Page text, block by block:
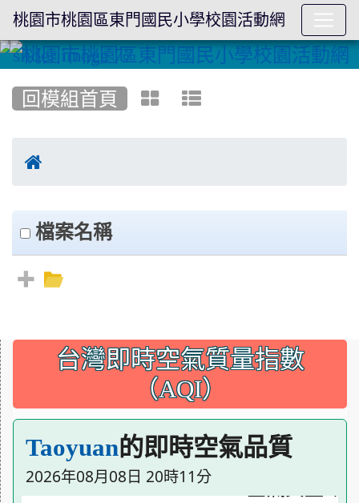
回模組首頁
clickAll
檔案名稱
:::
台灣即時空氣質量指數
（AQI）
Taoyuan的即時空氣品質
2026年08月08日 20時11分
桃園市桃園區東門國民小學校園活動網